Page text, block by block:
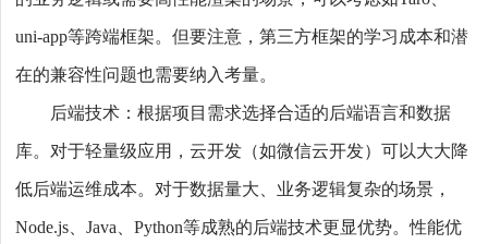
uni-app等跨端框架。但要注意，第三方框架的学习成本和潜
在的兼容性问题也需要纳入考量。
后端技术：根据项目需求选择合适的后端语言和数据
库。对于轻量级应用，云开发（如微信云开发）可以大大降
低后端运维成本。对于数据量大、业务逻辑复杂的场景，
Node.js、Java、Python等成熟的后端技术更显优势。性能优